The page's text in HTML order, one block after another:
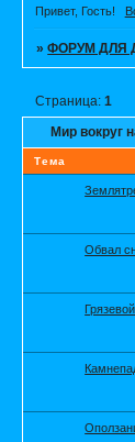
Привет, Гость!
»ФОРУМ ДЛЯ
Мир вокруг
Страница:1
Тема
Обвал